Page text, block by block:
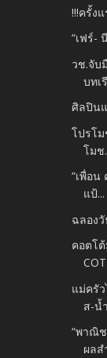
!!!ครั้ง
“เฟร์-
วช.จับ
บทเ
ศิลปิน
โปรโ
โมช
“เพื่อ
แป้...
ฉลอง
คอตโ
แม่ครั
ส-น้
“พาณิ
ผลส